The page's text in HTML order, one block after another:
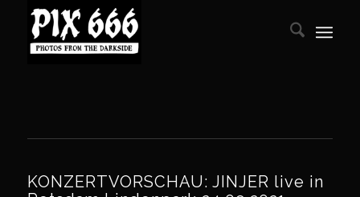
KONZERTVORSCHAU: JINJER live in